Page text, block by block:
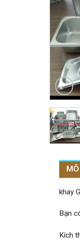
khay
Bạn
Kích